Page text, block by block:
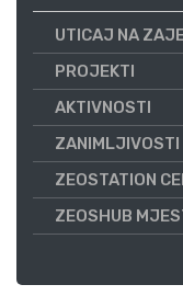
UTICAJ NA
PROJEKTI
AKTIVNOSTI
ZANIMLJIVOSTI
ZEOSTATION
ZEOSHUB